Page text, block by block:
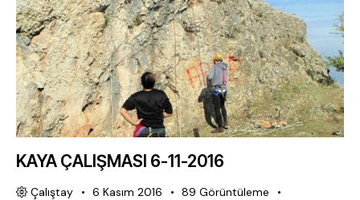
KAYA ÇALIŞMASI 6-11-2016
Çalıştay 6 Kasım 2016 89 Görüntüleme